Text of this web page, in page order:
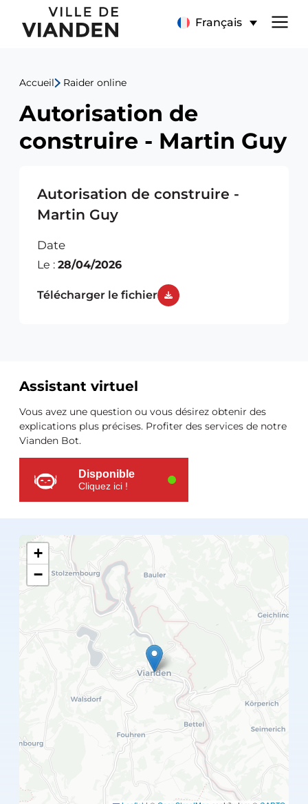
Autorisation
de
construire
Martin
Français
Menu
navigation
principal
Accueil Raider online
Autorisation de
construire - Martin Guy
Autorisation de construire -
Martin Guy
Date
Le : 28/04/2026
Télécharger le fichier
Ressources
supplémentaires
Assistant virtuel
Vous avez une question ou vous désirez obtenir des
explications plus précises. Profiter des services de notre
Vianden Bot.
Disponible
Cliquez ici !
+
−